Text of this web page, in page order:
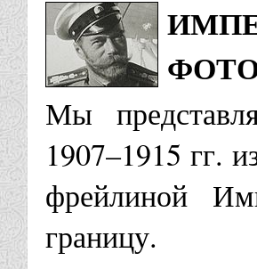
Приход во
Храм царя-
Гореловка
Мы
1907–1915 гг.
фрейлиной
границу.